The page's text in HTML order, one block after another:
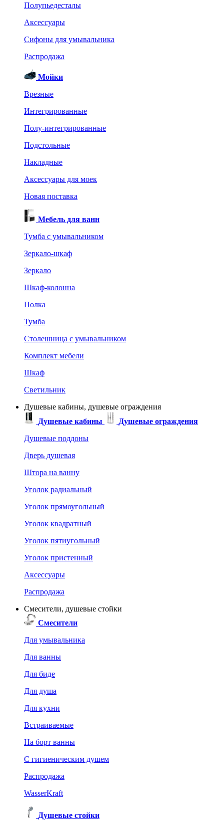
Полупьедесталы
Аксессуары
Сифоны для умывальника
Распродажа
Мойки
Врезные
Интегрированные
Полу-интегрированные
Подстольные
Накладные
Аксессуары для моек
Новая поставка
Мебель для ванн
Тумба с умывальником
Зеркало-шкаф
Зеркало
Шкаф-колонна
Полка
Тумба
Столешница с умывальником
Комплект мебели
Шкаф
Светильник
Душевые кабины, душевые ограждения
Душевые кабины
Душевые ограждения
Душевые поддоны
Дверь душевая
Штора на ванну
Уголок радиальный
Уголок прямоугольный
Уголок квадратный
Уголок пятиугольный
Уголок пристенный
Аксессуары
Распродажа
Смесители, душевые стойки
Смесители
Для умывальника
Для ванны
Для биде
Для душа
Для кухни
Встраиваемые
На борт ванны
C гигиеническим душем
Распродажа
WasserKraft
Душевые стойки